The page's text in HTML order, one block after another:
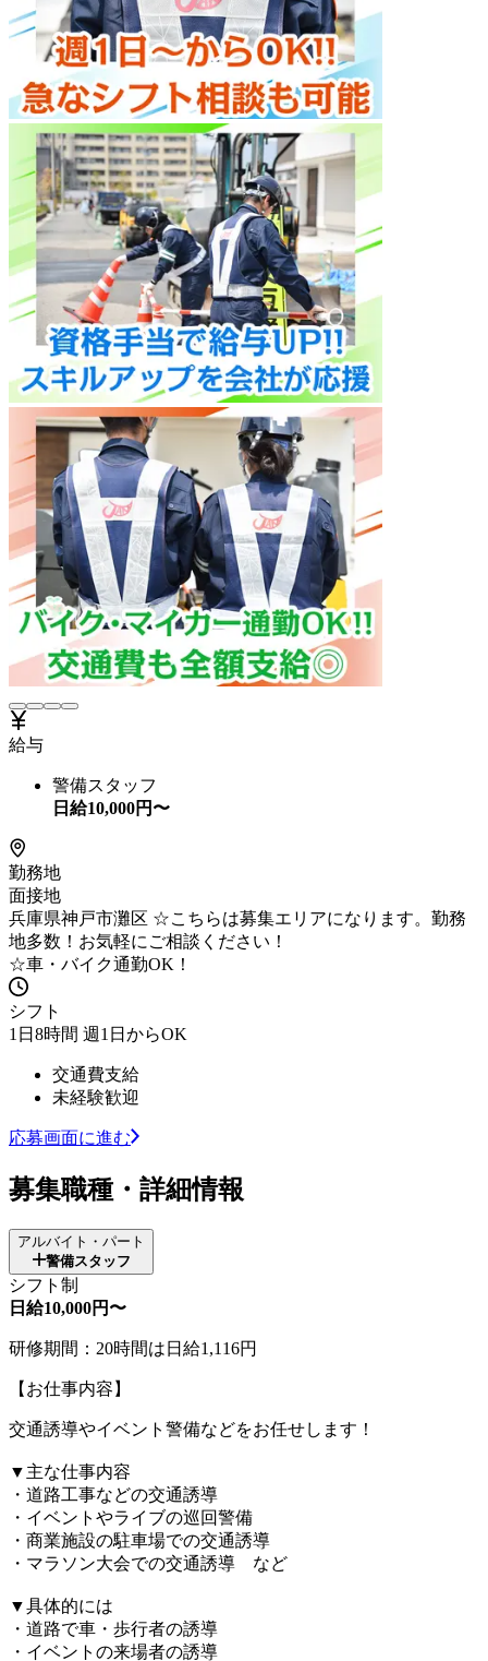
給与
警備スタッフ
日給10,000円〜
勤務地
面接地
兵庫県神戸市灘区 ☆こちらは募集エリアになります。勤務
地多数！お気軽にご相談ください！
☆車・バイク通勤OK！
シフト
1日8時間 週1日からOK
交通費支給
未経験歓迎
応募画面に進む
募集職種・詳細情報
アルバイト・パート
警備スタッフ
シフト制
日給10,000円〜
研修期間：20時間は日給1,116円
【お仕事内容】
交通誘導やイベント警備などをお任せします！
▼主な仕事内容
・道路工事などの交通誘導
・イベントやライブの巡回警備
・商業施設の駐車場での交通誘導
・マラソン大会での交通誘導 など
▼具体的には
・道路で車・歩行者の誘導
・イベントの来場者の誘導